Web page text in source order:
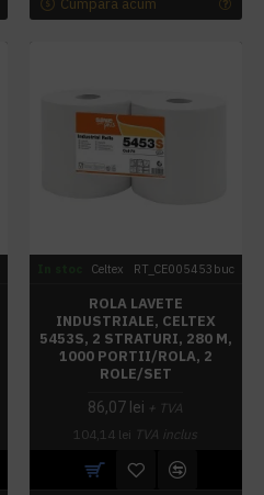
Celtex RT_CE005453buc
ROLA LAVETE
INDUSTRIALE, CELTEX
5453S, 2 STRATURI, 280 M,
1000 PORTII/ROLA, 2
ROLE/SET
86,07 lei + TVA
104,14 lei TVA inclus